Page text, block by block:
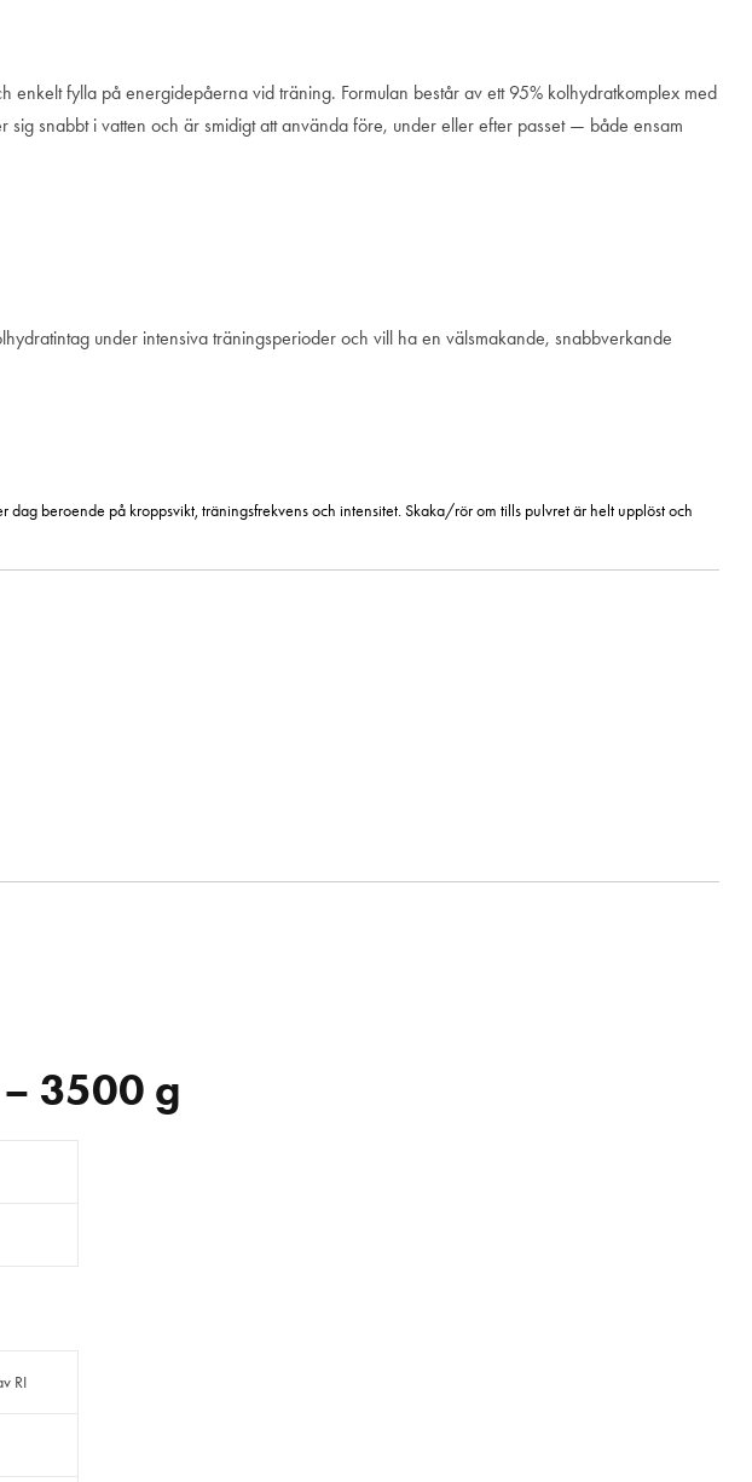
fylla på energidepåerna vid träning. Formulan består av ett 95% kolhydratkomplex med
sig snabbt i vatten och är smidigt att använda före, under eller efter passet — både ensam
under intensiva träningsperioder och vill ha en välsmakande, snabbverkande
beroende på kroppsvikt, träningsfrekvens och intensitet. Skaka/rör om tills pulvret är helt upplöst och
3500 g
RI